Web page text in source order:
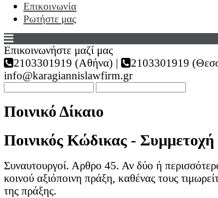
Επικοινωνία
Ρωτήστε μας
Επικοινωνήστε μαζί μας
2103301919 (Αθήνα) |
2103301919
info@karagiannislawfirm.gr
Ποινικό Δίκαιο
Ποινικός Κώδικας - Συμμετοχή
Συναυτουργοί. Αρθρο 45. Αν δύο ή
κοινού αξιόποινη πράξη, καθένας τους
της πράξης.